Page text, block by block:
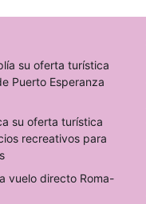
su oferta turística
Puerto Esperanza
su oferta turística
recreativos para
vuelo directo Roma-